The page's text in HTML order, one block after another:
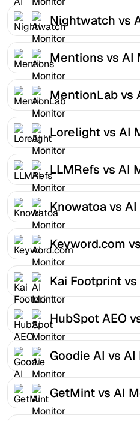
Nightwatch vs
Mentions vs AI
MentionLab vs
Lorelight vs AI
LLMRefs vs AI
Knowatoa vs
Keyword.com
Kai Footprint
HubSpot AEO
Goodie AI vs
GetMint vs AI